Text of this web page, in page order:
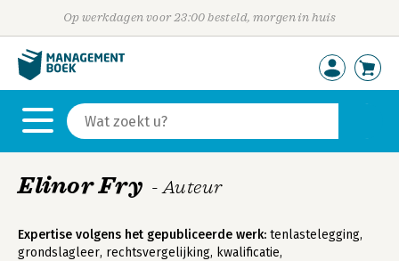
Op werkdagen voor 23:00 besteld, morgen in huis
Elinor Fry - Auteur
Expertise volgens het gepubliceerde werk: tenlastelegging,
grondslagleer, rechtsvergelijking, kwalificatie,